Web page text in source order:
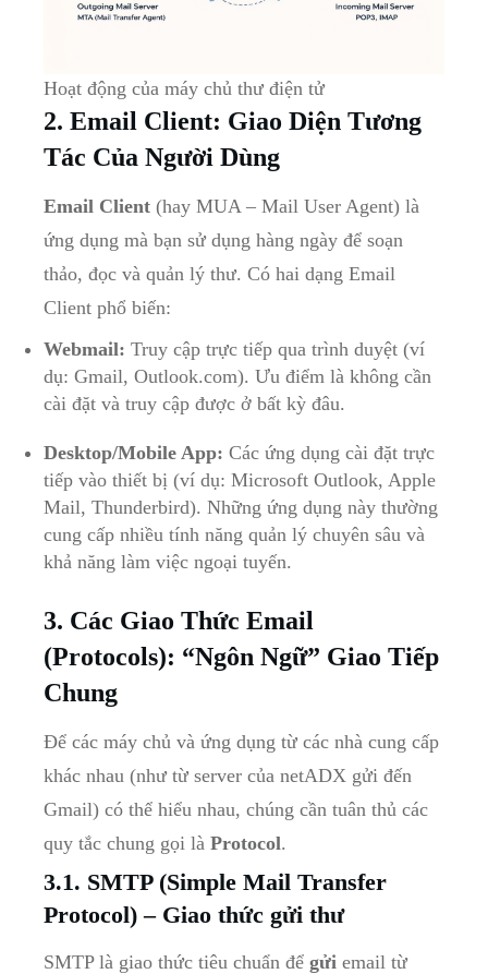
Hoạt động của máy chủ thư điện tử
2. Email Client: Giao Diện Tương
Tác Của Người Dùng
Email Client (hay MUA – Mail User Agent) là
ứng dụng mà bạn sử dụng hàng ngày để soạn
thảo, đọc và quản lý thư. Có hai dạng Email
Client phổ biến:
Webmail: Truy cập trực tiếp qua trình duyệt (ví
dụ: Gmail, Outlook.com). Ưu điểm là không cần
cài đặt và truy cập được ở bất kỳ đâu.
Desktop/Mobile App: Các ứng dụng cài đặt trực
tiếp vào thiết bị (ví dụ: Microsoft Outlook, Apple
Mail, Thunderbird). Những ứng dụng này thường
cung cấp nhiều tính năng quản lý chuyên sâu và
khả năng làm việc ngoại tuyến.
3. Các Giao Thức Email
(Protocols): “Ngôn Ngữ” Giao Tiếp
Chung
Để các máy chủ và ứng dụng từ các nhà cung cấp
khác nhau (như từ server của netADX gửi đến
Gmail) có thể hiểu nhau, chúng cần tuân thủ các
quy tắc chung gọi là Protocol.
3.1. SMTP (Simple Mail Transfer
Protocol) – Giao thức gửi thư
SMTP là giao thức tiêu chuẩn để gửi email từ